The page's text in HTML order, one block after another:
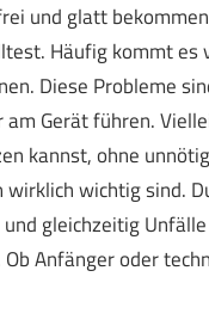
und glatt
Häufig kommt es
Diese Probleme
Gerät führen.
kannst, ohne
wichtig sind.
gleichzeitig
Anfänger oder